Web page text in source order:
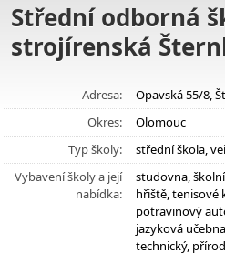
Střední odborná
strojírenská
Adresa:
Opavská 55/8,
Okres:
Olomouc
Typ školy:
střední škola,
Vybavení školy a její
nabídka:
studovna,
hřiště, tenisové
potravinový
jazyková
technický,